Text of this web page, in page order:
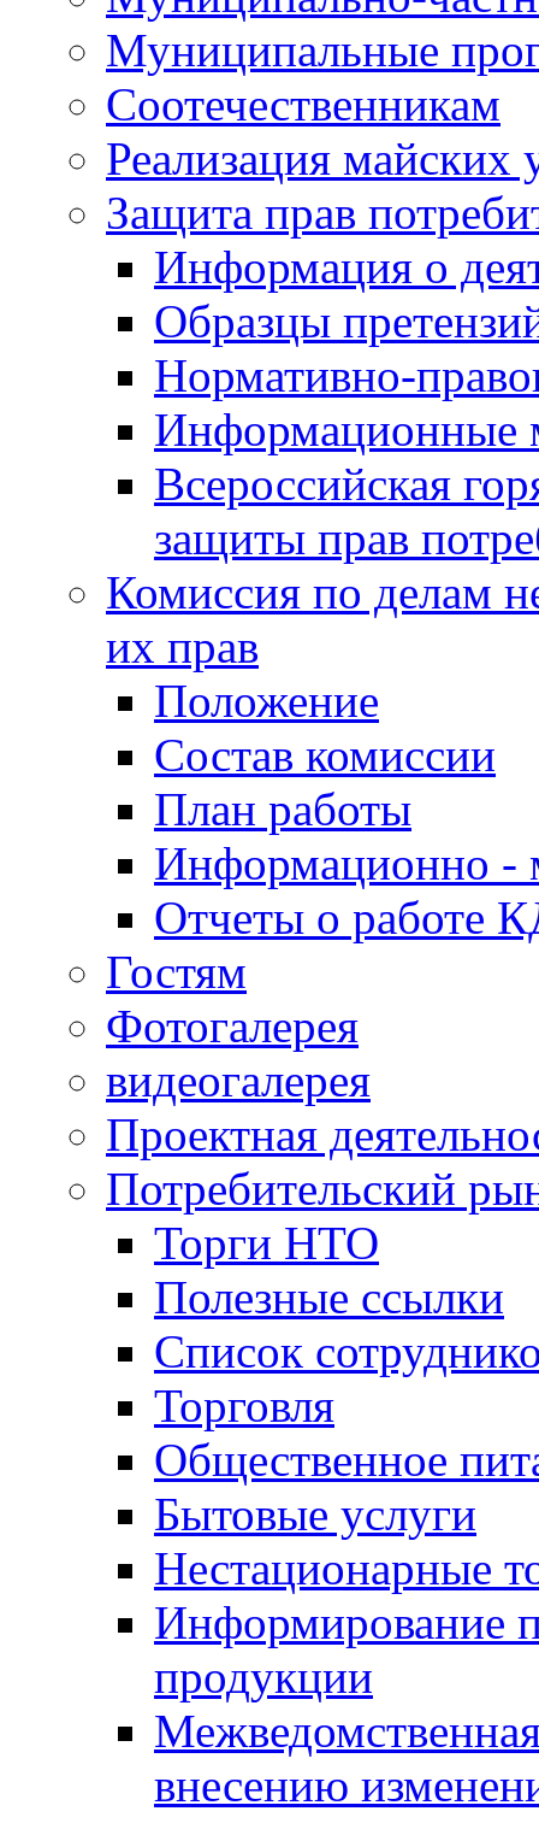
Муниципальные
Соотечественникам
Реализация майских
Защита прав
Информация о
Образцы
Нормативно-
Информационные
Всероссийская
защиты прав
Комиссия по делам
их прав
Положение
Состав комиссии
План работы
Информационно -
Отчеты о работе
Гостям
Фотогалерея
видеогалерея
Проектная
Потребительский
Торги НТО
Полезные ссылки
Список
Торговля
Общественное
Бытовые услуги
Нестационарные
Информирование
продукции
внесению